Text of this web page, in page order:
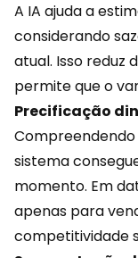
A IA ajuda a
considerando
atual. Isso reduz
permite que o
Precificação
Compreendendo
sistema
momento. Em
apenas para
competitividade